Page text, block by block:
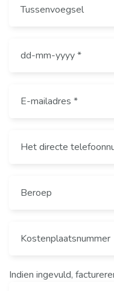
Indien ingevuld,